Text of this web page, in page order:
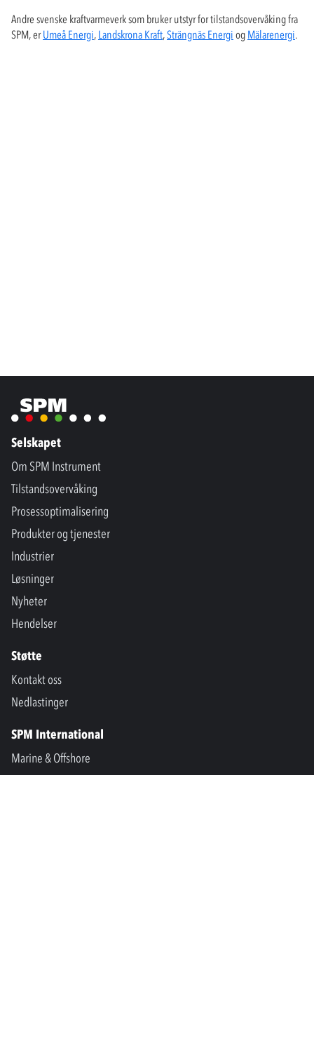
Andre svenske kraftvarmeverk som bruker utstyr for tilstandsovervåking fra
SPM, erUmeå Energi, Landskrona Kraft,Strängnäs Energi og Mälarenergi.
Selskapet
Om SPM Instrument
Tilstandsovervåking
Prosessoptimalisering
Produkter og tjenester
Industrier
Løsninger
Nyheter
Hendelser
Støtte
Kontakt oss
Nedlastinger
SPM International
Marine & Offshore